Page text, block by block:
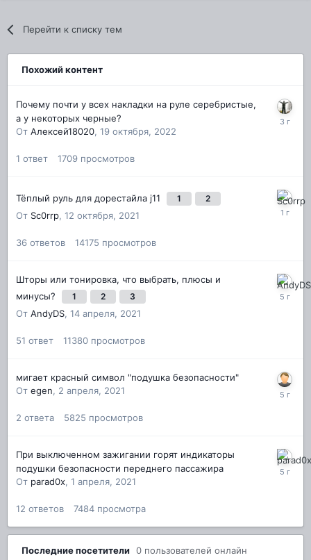
Перейти к списку тем
Похожий контент
Почему почти у всех накладки на руле серебристые,
а у некоторых черные?
От Алексей18020, 19 октября, 2022
1 ответ 1709 просмотров
Тёплый руль для дорестайла j11 1 2
От Sc0rrp, 12 октября, 2021
36 ответов 14175 просмотров
Шторы или тонировка, что выбрать, плюсы и
минусы?
1 2 3
От AndyDS, 14 апреля, 2021
51 ответ 11380 просмотров
мигает красный символ "подушка безопасности"
От egen, 2 апреля, 2021
2 ответа 5825 просмотров
При выключенном зажигании горят индикаторы
подушки безопасности переднего пассажира
От parad0x, 1 апреля, 2021
12 ответов 7484 просмотра
Последние посетители 0 пользователей онлайн